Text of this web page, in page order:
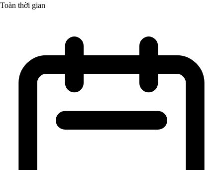
Toàn thời gian